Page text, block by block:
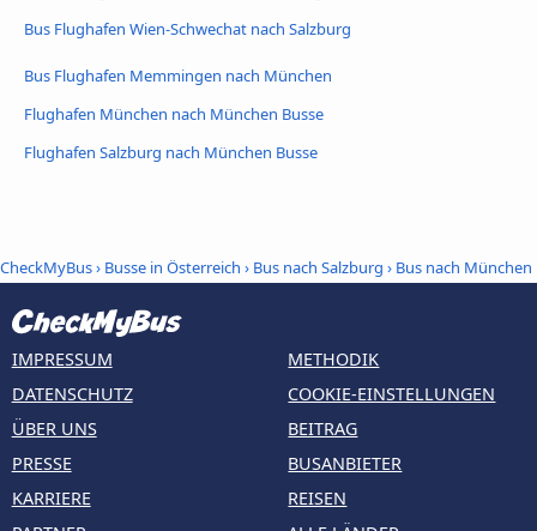
Bus Flughafen Wien-Schwechat nach Salzburg
Bus Flughafen Memmingen nach München
Flughafen München nach München Busse
Flughafen Salzburg nach München Busse
CheckMyBus› Busse in Österreich › Bus nach Salzburg › Bus nach München
IMPRESSUM
DATENSCHUTZ
ÜBER UNS
PRESSE
KARRIERE
METHODIK
COOKIE-EINSTELLUNGEN
BEITRAG
BUSANBIETER
REISEN